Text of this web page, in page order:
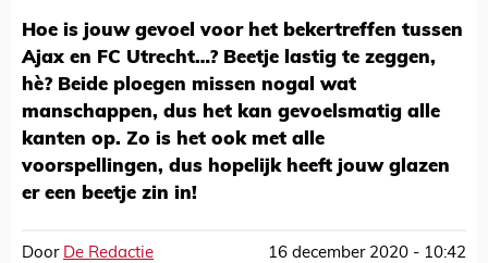
Hoe is jouw gevoel voor het bekertreffen tussen
Ajax en FC Utrecht…? Beetje lastig te zeggen,
hè? Beide ploegen missen nogal wat
manschappen, dus het kan gevoelsmatig alle
kanten op. Zo is het ook met alle
voorspellingen, dus hopelijk heeft jouw glazen
er een beetje zin in!
Door De Redactie 16 december 2020 - 10:42